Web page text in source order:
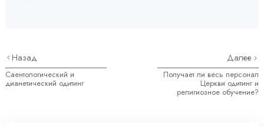
Назад
Саентологический и
дианетический одитинг
Далее
Получает ли весь персонал
Церкви одитинг и
религиозное обучение?